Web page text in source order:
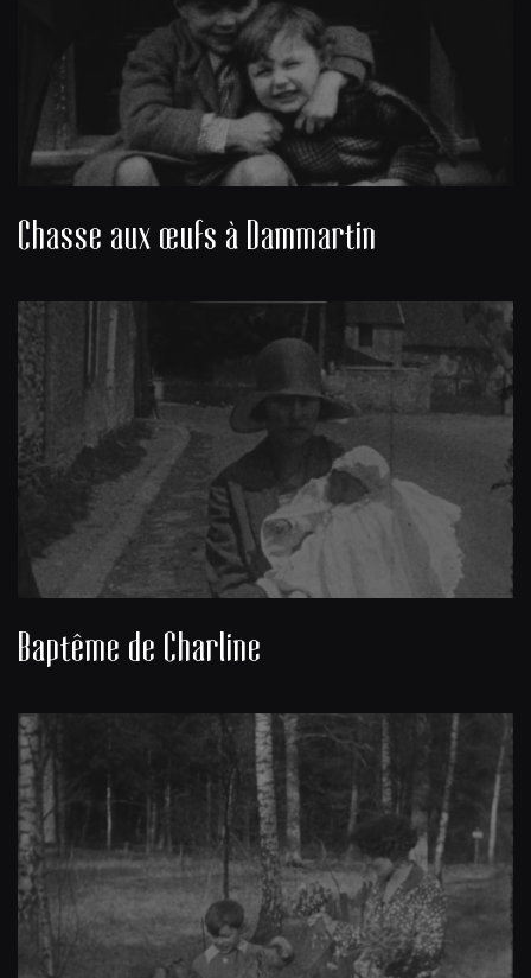
Chasse aux œufs à Dammartin
Baptême de Charline